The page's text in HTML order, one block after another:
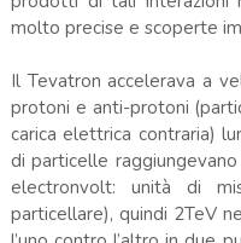
molto precise e scoperte
Il Tevatron accelerava a
protoni e anti-protoni
carica elettrica contraria)
di particelle raggiungevano
electronvolt: unità di
particellare), quindi 2TeV